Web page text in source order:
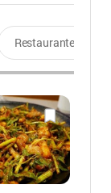
Restaurantes